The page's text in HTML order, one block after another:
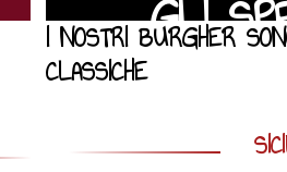
GLI
I NOSTRI BURGHER
CLASSICHE